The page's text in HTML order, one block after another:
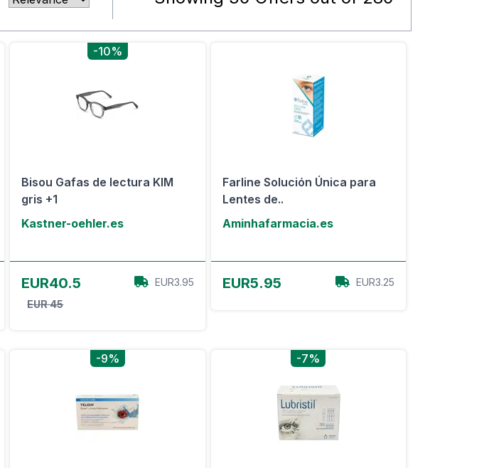
-10%
Bisou Gafas de lectura KIM
gris +1
Kastner-oehler.es
EUR40.5
EUR 45
EUR3.95
Farline Solución Única para
Lentes de..
Aminhafarmacia.es
EUR5.95 EUR3.25
-9% -7%